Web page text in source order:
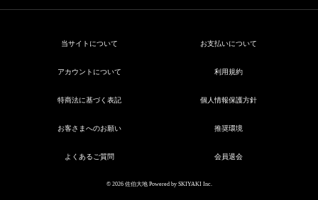
当サイトについて お支払いについて
アカウントについて 利用規約
特商法に基づく表記 個人情報保護方針
お客さまへのお願い 推奨環境
よくあるご質問 会員退会
© 2026 佐伯大地 Powered by SKIYAKI Inc.